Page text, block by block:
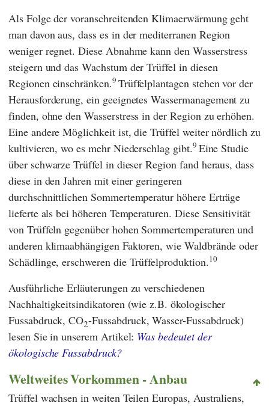
Als Folge der voranschreitenden Klimaerwärmung geht
man davon aus, dass es in der mediterranen Region
weniger regnet. Diese Abnahme kann den Wasserstress
steigern und das Wachstum der Trüffel in diesen
Regionen einschränken.9 Trüffelplantagen stehen vor der
Herausforderung, ein geeignetes Wassermanagement zu
finden, ohne den Wasserstress in der Region zu erhöhen.
Eine andere Möglichkeit ist, die Trüffel weiter nördlich zu
kultivieren, wo es mehr Niederschlag gibt.9 Eine Studie
über schwarze Trüffel in dieser Region fand heraus, dass
diese in den Jahren mit einer geringeren
durchschnittlichen Sommertemperatur höhere Erträge
lieferte als bei höheren Temperaturen. Diese Sensitivität
von Trüffeln gegenüber hohen Sommertemperaturen und
anderen klimaabhängigen Faktoren, wie Waldbrände oder
Schädlinge, erschweren die Trüffelproduktion.10
Ausführliche Erläuterungen zu verschiedenen
Nachhaltigkeitsindikatoren (wie z.B. ökologischer
Fussabdruck, CO2-Fussabdruck, Wasser-Fussabdruck)
lesen Sie in unserem Artikel: Was bedeutet der
ökologische Fussabdruck?
Weltweites Vorkommen - Anbau
Trüffel wachsen in weiten Teilen Europas, Australiens,